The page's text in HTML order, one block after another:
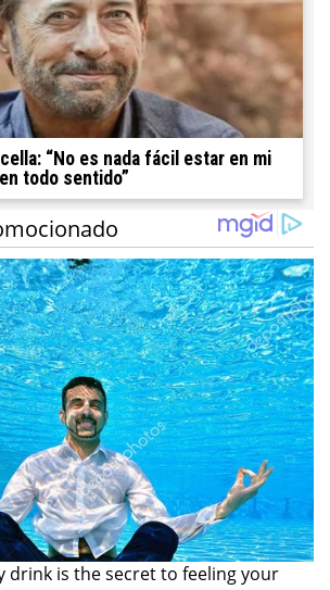
“No es nada fácil estar en mi
todo sentido”